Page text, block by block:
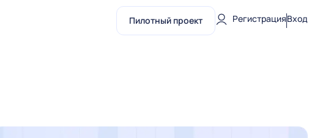
Пилотный проект РегистрацияВход